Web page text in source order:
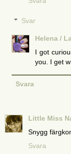
Svar
Helena /
I got
you. I get
Svara
Little Miss
Snygg
Svara